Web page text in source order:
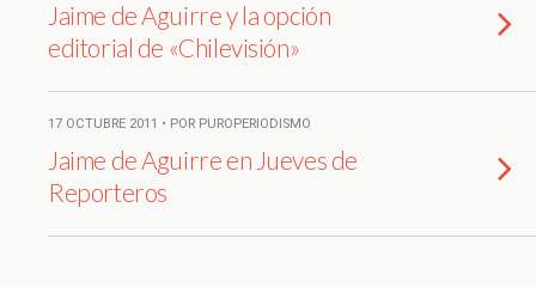
Jaime de Aguirre y la opción
editorial de «Chilevisión»
17 OCTUBRE 2011 • POR PUROPERIODISMO
Jaime de Aguirre en Jueves de
Reporteros